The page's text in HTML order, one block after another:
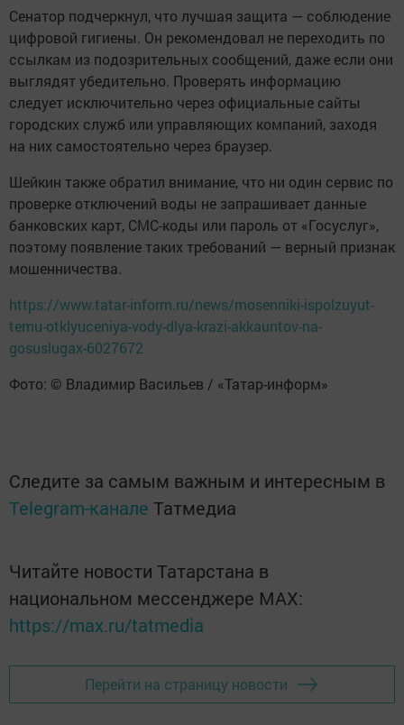
Сенатор подчеркнул, что лучшая защита — соблюдение
цифровой гигиены. Он рекомендовал не переходить по
ссылкам из подозрительных сообщений, даже если они
выглядят убедительно. Проверять информацию
следует исключительно через официальные сайты
городских служб или управляющих компаний, заходя
на них самостоятельно через браузер.
Шейкин также обратил внимание, что ни один сервис по
проверке отключений воды не запрашивает данные
банковских карт, СМС-коды или пароль от «Госуслуг»,
поэтому появление таких требований — верный признак
мошенничества.
https://www.tatar-inform.ru/news/mosenniki-ispolzuyut-
temu-otklyuceniya-vody-dlya-krazi-akkauntov-na-
gosuslugax-6027672
Фото: © Владимир Васильев / «Татар-информ»
Следите за самым важным и интересным в
Telegram-канале Татмедиа
Читайте новости Татарстана в
национальном мессенджере MАХ:
https://max.ru/tatmedia
Перейти на страницу новости